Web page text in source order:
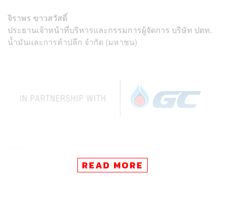
จิราพร ขาวสวัสดิ์
ประธานเจ้าหน้าที่บริหารและกรรมการผู้จัดการ บริษัท ปตท.
น้ำมันและการค้าปลีก จำกัด (มหาชน)
GCCircularLivingREAD MORE